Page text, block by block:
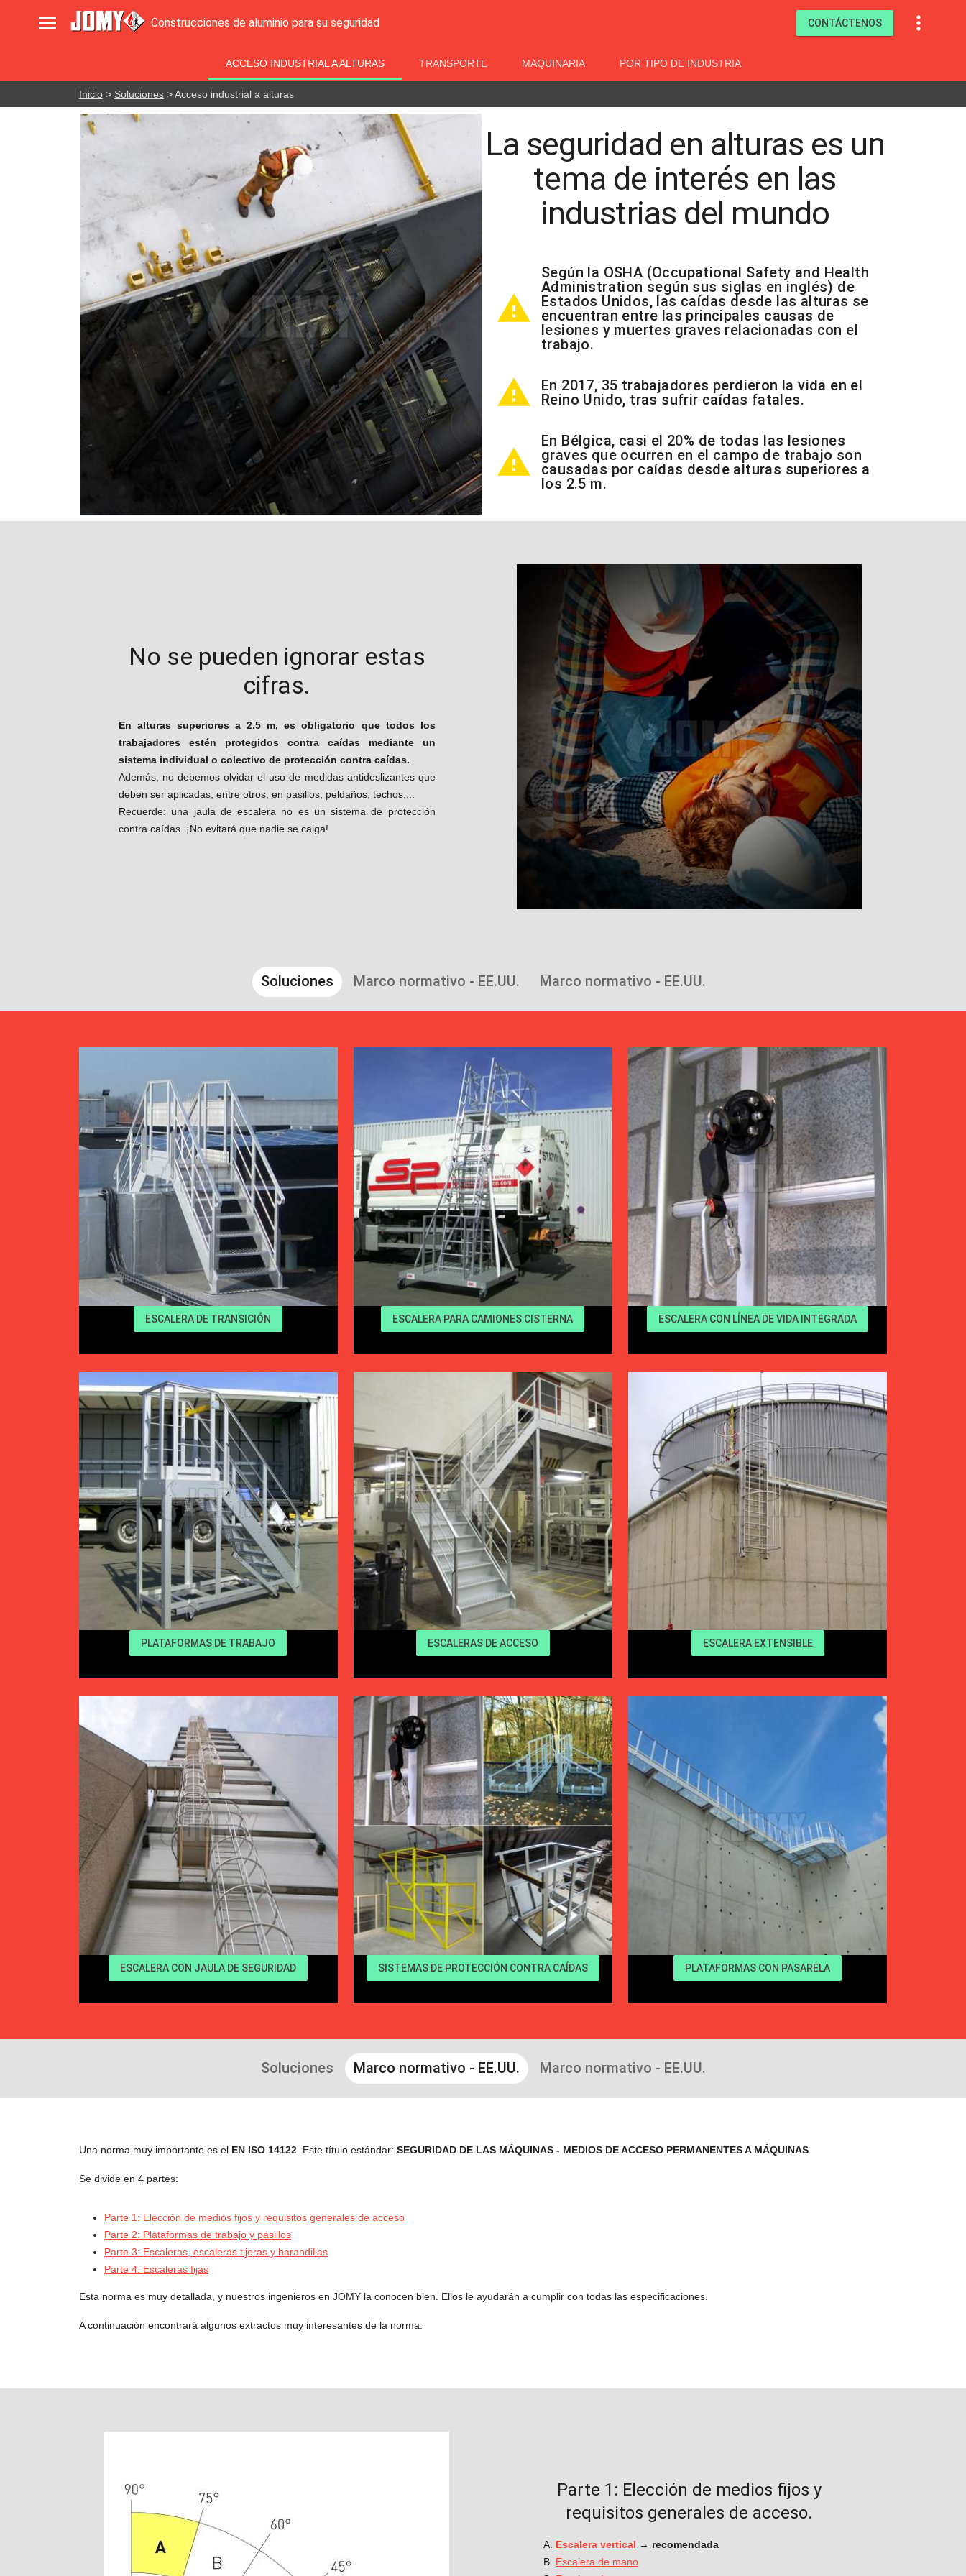
 Construcciones de aluminio para su seguridad CONTÁCTENOS 
ACCESO INDUSTRIAL A ALTURAS TRANSPORTE MAQUINARIA POR TIPO DE INDUSTRIA
Inicio > Soluciones > Acceso industrial a alturas
La seguridad en alturas es un
tema de interés en las
industrias del mundo
warning
Según la OSHA (Occupational Safety and Health
Administration según sus siglas en inglés) de
Estados Unidos, las caídas desde las alturas se
encuentran entre las principales causas de
lesiones y muertes graves relacionadas con el
trabajo.
warning
En 2017, 35 trabajadores perdieron la vida en el
Reino Unido, tras sufrir caídas fatales.
warning
En Bélgica, casi el 20% de todas las lesiones
graves que ocurren en el campo de trabajo son
causadas por caídas desde alturas superiores a
los 2.5 m.
No se pueden ignorar estas
cifras.
En alturas superiores a 2.5 m, es obligatorio que todos los
trabajadores estén protegidos contra caídas mediante un
sistema individual o colectivo de protección contra caídas.
Además, no debemos olvidar el uso de medidas antideslizantes que
deben ser aplicadas, entre otros, en pasillos, peldaños, techos,...
Recuerde: una jaula de escalera no es un sistema de protección
contra caídas. ¡No evitará que nadie se caiga!
Soluciones Marco normativo - EE.UU. Marco normativo - EE.UU.
ESCALERA DE TRANSICIÓN ESCALERA PARA CAMIONES CISTERNA ESCALERA CON LÍNEA DE VIDA INTEGRADA
PLATAFORMAS DE TRABAJO ESCALERAS DE ACCESO ESCALERA EXTENSIBLE
ESCALERA CON JAULA DE SEGURIDAD SISTEMAS DE PROTECCIÓN CONTRA CAÍDAS PLATAFORMAS CON PASARELA
Soluciones Marco normativo - EE.UU. Marco normativo - EE.UU.
Una norma muy importante es el EN ISO 14122 . Este título estándar: SEGURIDAD DE LAS MÁQUINAS - MEDIOS DE ACCESO PERMANENTES A MÁQUINAS
Se divide en 4 partes:
Parte 1: Elección de medios fijos y requisitos generales de acceso
Parte 2: Plataformas de trabajo y pasillos
Parte 3: Escaleras, escaleras tijeras y barandillas
Parte 4: Escaleras fijas
Esta norma es muy detallada, y nuestros ingenieros en JOMY la conocen bien. Ellos le ayudarán a cumplir con todas las especificaciones.
A continuación encontrará algunos extractos muy interesantes de la norma:
Parte 1: Elección de medios fijos y
requisitos generales de acceso.
Escalera vertical → recomendada
Escalera de mano